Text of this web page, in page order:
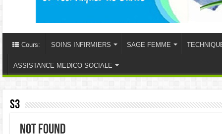
Cours: SOINS INFIRMIERS SAGE FEMME
ASSISTANCE MEDICO SOCIALE
S3
Not Found